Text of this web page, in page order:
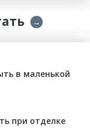
→
в маленькой
при отделке